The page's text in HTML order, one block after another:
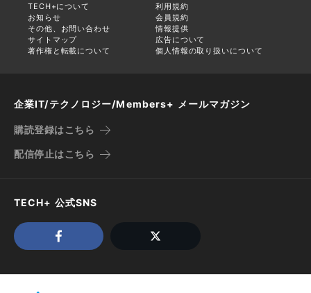
TECH+について
利用規約
お知らせ
会員規約
その他、お問い合わせ
情報提供
サイトマップ
広告について
著作権と転載について
個人情報の取り扱いについて
企業IT/テクノロジー/Members+ メールマガジン
購読登録はこちら
配信停止はこちら
TECH+ 公式SNS